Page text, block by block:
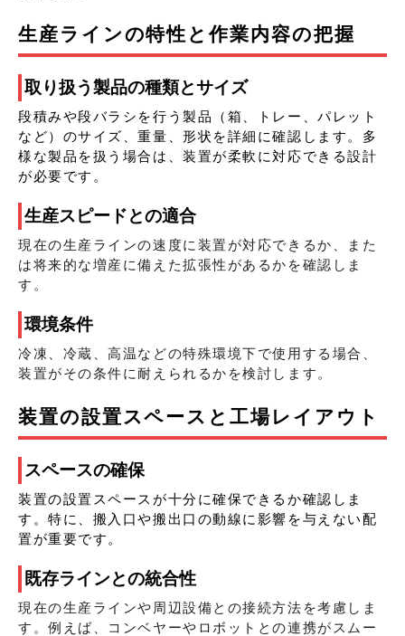
生産ラインの特性と作業内容の把握
取り扱う製品の種類とサイズ
段積みや段バラシを行う製品（箱、トレー、パレット
など）のサイズ、重量、形状を詳細に確認します。多
様な製品を扱う場合は、装置が柔軟に対応できる設計
が必要です。
生産スピードとの適合
現在の生産ラインの速度に装置が対応できるか、また
は将来的な増産に備えた拡張性があるかを確認しま
す。
環境条件
冷凍、冷蔵、高温などの特殊環境下で使用する場合、
装置がその条件に耐えられるかを検討します。
装置の設置スペースと工場レイアウト
スペースの確保
装置の設置スペースが十分に確保できるか確認しま
す。特に、搬入口や搬出口の動線に影響を与えない配
置が重要です。
既存ラインとの統合性
現在の生産ラインや周辺設備との接続方法を考慮しま
す。例えば、コンベヤーやロボットとの連携がスムー